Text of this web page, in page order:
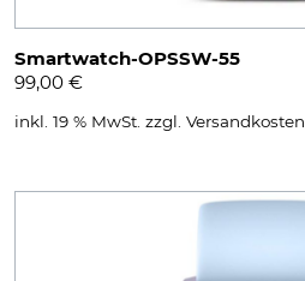
Smartwatch-OPSSW-55
99,00 €
inkl. 19 % MwSt. zzgl. Versandkosten